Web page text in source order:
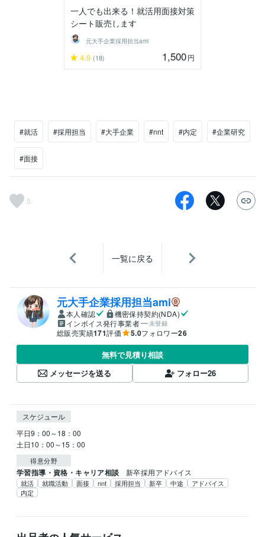
一人でも出来る！就活用面接対策
シート販売します
元大手企業採用担当ami
4.9 (18) 1,500円
#就活 #採用担当 #大手企業 #nnt #内定 #企業研究
#面接
5
一覧に戻る
元大手企業採用担当ami
本人確認
機密保持契約(NDA)
インボイス発行事業者
未登録
総販売実績171評価 5.0フォロワー26
無料で見積り相談
メッセージを送る
フォロー26
スケジュール
平日9：00～18：00
土日10：00～15：00
得意分野
学習指導・資格・キャリア相談 新卒採用アドバイス
就活 就職活動 面接 nnt 採用担当 新卒 中途
アドバイス
内定